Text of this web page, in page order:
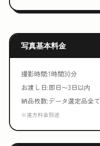
写真基本料金
撮影時間:1時間30分
お渡し日:即日〜3日以内
納品枚数:データ選定品全て
※遠方料金別途